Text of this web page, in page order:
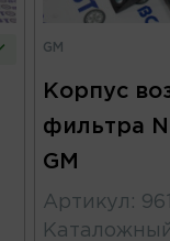
GM
Корпус
фильтра
GM
Артикул :